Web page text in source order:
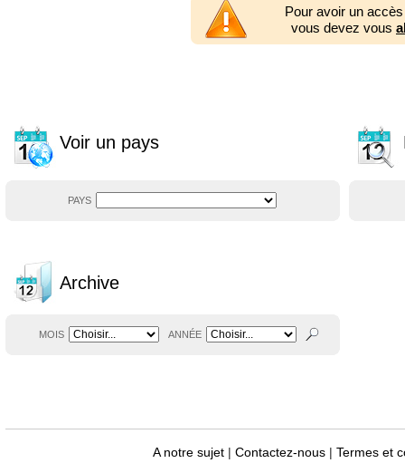
Pour avoir un
vous devez vous
Voir un pays
PAYS
Archive
MOIS ANNÉE
A notre sujet |Contactez-nous |Termes et